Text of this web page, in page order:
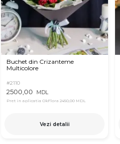
Buchet din Crizanteme
Multicolore
#2110
2500,00 MDL
Pret in aplicatia OkFlora 2450,00 MDL
Vezi detalii